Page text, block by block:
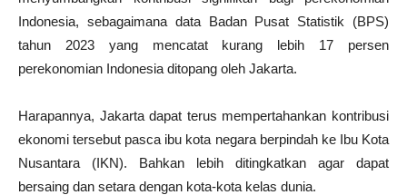
Indonesia, sebagaimana data Badan Pusat Statistik (BPS)
tahun 2023 yang mencatat kurang lebih 17 persen
perekonomian Indonesia ditopang oleh Jakarta.
Harapannya, Jakarta dapat terus mempertahankan kontribusi
ekonomi tersebut pasca ibu kota negara berpindah ke Ibu Kota
Nusantara (IKN). Bahkan lebih ditingkatkan agar dapat
bersaing dan setara dengan kota-kota kelas dunia.